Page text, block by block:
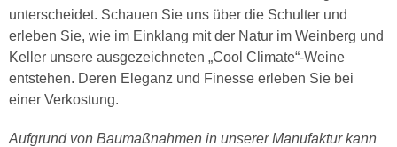
unterscheidet. Schauen Sie uns über die Schulter und
erleben Sie, wie im Einklang mit der Natur im Weinberg und
Keller unsere ausgezeichneten „Cool Climate“-Weine
entstehen. Deren Eleganz und Finesse erleben Sie bei
einer Verkostung.
Aufgrund von Baumaßnahmen in unserer Manufaktur kann